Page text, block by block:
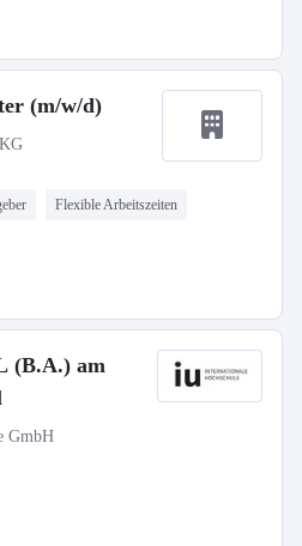
(m/w/d)
Flexible Arbeitszeiten
(B.A.) am
GmbH